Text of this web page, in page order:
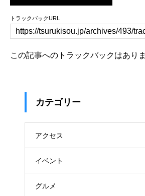
トラックバックURL
この記事へのトラックバックはありま
カテゴリー
アクセス
イベント
グルメ